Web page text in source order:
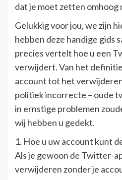
dat je moet zetten omhoog
Gelukkig voor jou, we zijn
hebben deze handige gids
precies vertelt hoe u een
verwijdert. Van het
account tot het
politiek incorrecte – oude
in ernstige problemen
wij hebben u gedekt.
1. Hoe u uw account kunt
Als je gewoon de Twitter-
verwijderen zonder je